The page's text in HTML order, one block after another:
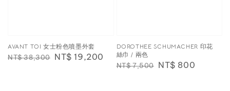
AVANT TOI 女士粉色噴墨外套
Regular
NT$ 38,300 Sale
NT$ 19,200
DOROTHEE SCHUMACHER 印花
絲巾 / 兩色
Regular
NT$ 7,500 Sale
NT$ 800